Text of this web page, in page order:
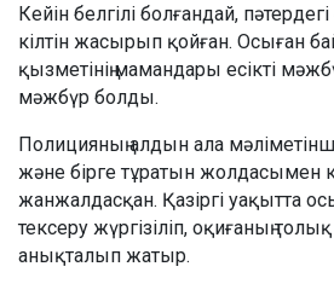
Кейін белгілі болғандай, пәтердегі
кілтін жасырып қойған. Осыған
қызметінің мамандары есікті
мәжбүр болды.
Полицияның алдын ала
және бірге тұратын жолдасымен
жанжалдасқан. Қазіргі уақытта
тексеру жүргізіліп, оқиғаның
анықталып жатыр.